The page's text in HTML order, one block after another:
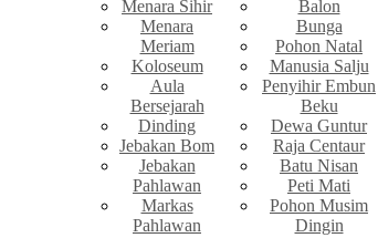
Menara Sihir
Menara
Meriam
Koloseum
Aula
Bersejarah
Dinding
Jebakan Bom
Jebakan
Pahlawan
Markas
Pahlawan
Balon
Bunga
Pohon Natal
Manusia Salju
Penyihir Embun
Beku
Dewa Guntur
Raja Centaur
Batu Nisan
Peti Mati
Pohon Musim
Dingin